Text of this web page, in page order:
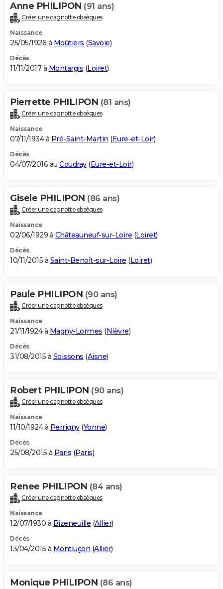
Anne PHILIPON (91 ans)
Créer une cagnotte obsèques
Naissance
25/05/1926 à Moûtiers (Savoie)
Décès
11/11/2017 à Montargis (Loiret)
Pierrette PHILIPON (81 ans)
Créer une cagnotte obsèques
Naissance
07/11/1934 à Pré-Saint-Martin (Eure-et-Loir)
Décès
04/07/2016 au Coudray(Eure-et-Loir)
Gisele PHILIPON (86 ans)
Créer une cagnotte obsèques
Naissance
02/06/1929 à Châteauneuf-sur-Loire (Loiret)
Décès
10/11/2015 à Saint-Benoît-sur-Loire (Loiret)
Paule PHILIPON (90 ans)
Créer une cagnotte obsèques
Naissance
21/11/1924 à Magny-Lormes (Nièvre)
Décès
31/08/2015 à Soissons (Aisne)
Robert PHILIPON (90 ans)
Créer une cagnotte obsèques
Naissance
11/10/1924 à Perrigny(Yonne)
Décès
25/08/2015 à Paris (Paris)
Renee PHILIPON (84 ans)
Créer une cagnotte obsèques
Naissance
12/07/1930 à Bizeneuille (Allier)
Décès
13/04/2015 à Montluçon (Allier)
Monique PHILIPON (86 ans)